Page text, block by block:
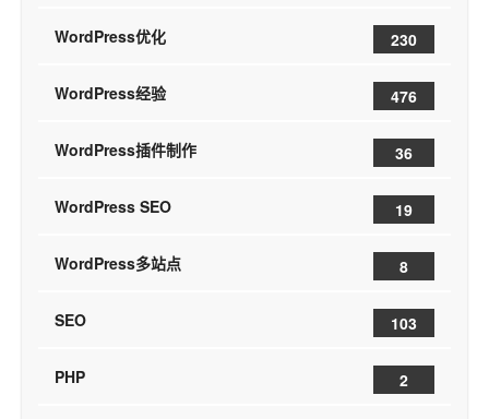
WordPress优化 230
WordPress经验 476
WordPress插件制作 36
WordPress SEO 19
WordPress多站点 8
SEO 103
PHP 2